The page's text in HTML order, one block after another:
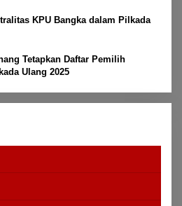
KPU Bangka dalam Pilkada
Tetapkan Daftar Pemilih
Ulang 2025